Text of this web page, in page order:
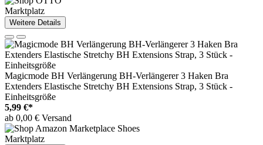
Marktplatz
Weitere Details
Magicmode BH Verlängerung BH-Verlängerer 3 Haken Bra
Extenders Elastische Stretchy BH Extensions Strap, 3 Stück -
Einheitsgröße
5,99 €*
ab 0,00 € Versand
Marktplatz